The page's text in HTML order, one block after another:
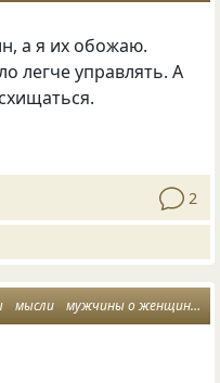
а я их обожаю.
легче управлять. А
2
мысли мужчины о женщинах